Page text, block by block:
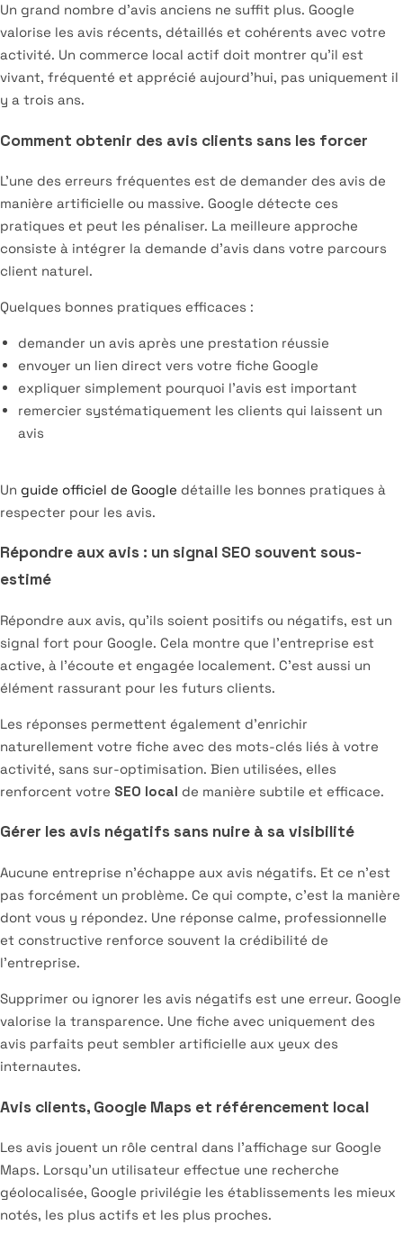
Un grand nombre d’avis anciens ne suffit plus. Google
valorise les avis récents, détaillés et cohérents avec votre
activité. Un commerce local actif doit montrer qu’il est
vivant, fréquenté et apprécié aujourd’hui, pas uniquement il
y a trois ans.
Comment obtenir des avis clients sans les forcer
L’une des erreurs fréquentes est de demander des avis de
manière artificielle ou massive. Google détecte ces
pratiques et peut les pénaliser. La meilleure approche
consiste à intégrer la demande d’avis dans votre parcours
client naturel.
Quelques bonnes pratiques efficaces :
demander un avis après une prestation réussie
envoyer un lien direct vers votre fiche Google
expliquer simplement pourquoi l’avis est important
remercier systématiquement les clients qui laissent un
avis
Un guide officiel de Google détaille les bonnes pratiques à
respecter pour les avis.
Répondre aux avis : un signal SEO souvent sous-
estimé
Répondre aux avis, qu’ils soient positifs ou négatifs, est un
signal fort pour Google. Cela montre que l’entreprise est
active, à l’écoute et engagée localement. C’est aussi un
élément rassurant pour les futurs clients.
Les réponses permettent également d’enrichir
naturellement votre fiche avec des mots-clés liés à votre
activité, sans sur-optimisation. Bien utilisées, elles
renforcent votre SEO local de manière subtile et efficace.
Gérer les avis négatifs sans nuire à sa visibilité
Aucune entreprise n’échappe aux avis négatifs. Et ce n’est
pas forcément un problème. Ce qui compte, c’est la manière
dont vous y répondez. Une réponse calme, professionnelle
et constructive renforce souvent la crédibilité de
l’entreprise.
Supprimer ou ignorer les avis négatifs est une erreur. Google
valorise la transparence. Une fiche avec uniquement des
avis parfaits peut sembler artificielle aux yeux des
internautes.
Avis clients, Google Maps et référencement local
Les avis jouent un rôle central dans l’affichage sur Google
Maps. Lorsqu’un utilisateur effectue une recherche
géolocalisée, Google privilégie les établissements les mieux
notés, les plus actifs et les plus proches.